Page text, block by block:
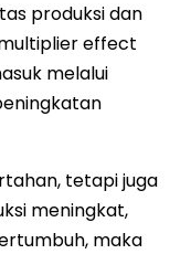
produksi dan
effect
melalui
tetapi juga
meningkat,
maka